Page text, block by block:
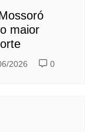
maior
2026 0